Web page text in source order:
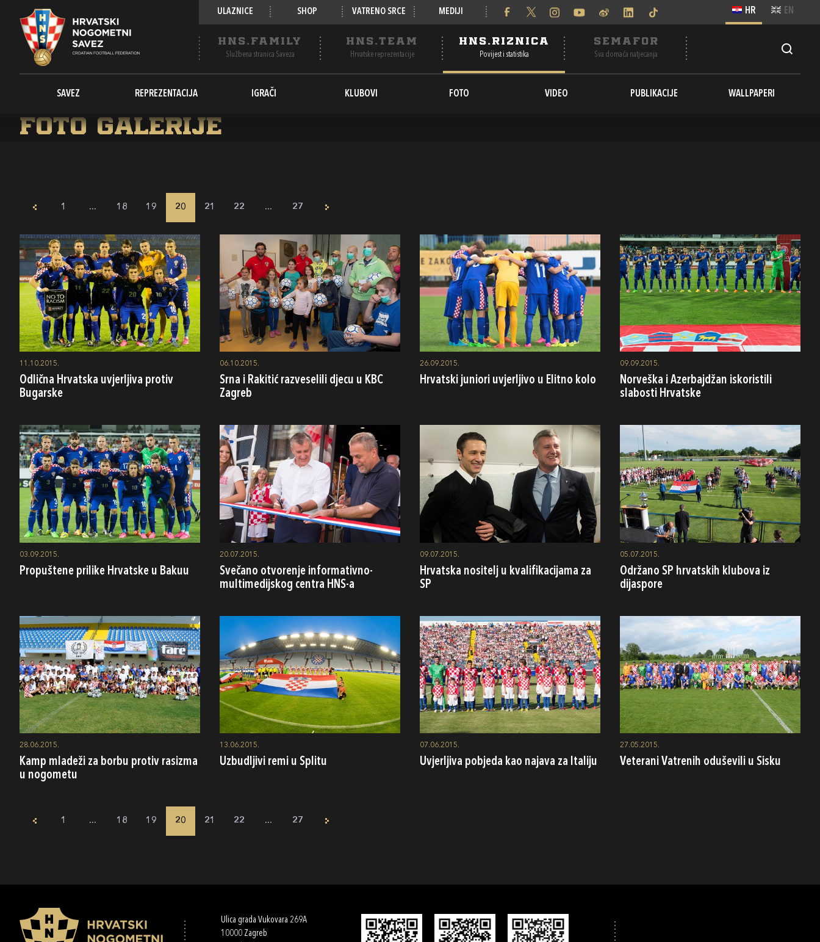
ULAZNICE SHOP VATRENO SRCE MEDIJI HR EN
HNS.FAMILY
Službena stranica Saveza
HNS.TEAM
Hrvatske reprezentacije
HNS.RIZNICA
Povijest i statistika
SEMAFOR
Sva domaća natjecanja
SAVEZ REPREZENTACIJA IGRAČI KLUBOVI FOTO VIDEO PUBLIKACIJE WALLPAPERI
Foto galerije
1 ... 18 19 20 21 22 ... 27
11.10.2015.
Odlična Hrvatska uvjerljiva protiv
Bugarske
06.10.2015.
Srna i Rakitić razveselili djecu u KBC
Zagreb
26.09.2015.
Hrvatski juniori uvjerljivo u Elitno kolo
09.09.2015.
Norveška i Azerbajdžan iskoristili
slabosti Hrvatske
03.09.2015.
Propuštene prilike Hrvatske u Bakuu
20.07.2015.
Svečano otvorenje informativno-
multimedijskog centra HNS-a
09.07.2015.
Hrvatska nositelj u kvalifikacijama za
SP
05.07.2015.
Održano SP hrvatskih klubova iz
dijaspore
28.06.2015.
Kamp mladeži za borbu protiv rasizma
u nogometu
13.06.2015.
Uzbudljivi remi u Splitu
07.06.2015.
Uvjerljiva pobjeda kao najava za Italiju
27.05.2015.
Veterani Vatrenih oduševili u Sisku
1 ... 18 19 20 21 22 ... 27
Ulica grada Vukovara 269A
10000 Zagreb